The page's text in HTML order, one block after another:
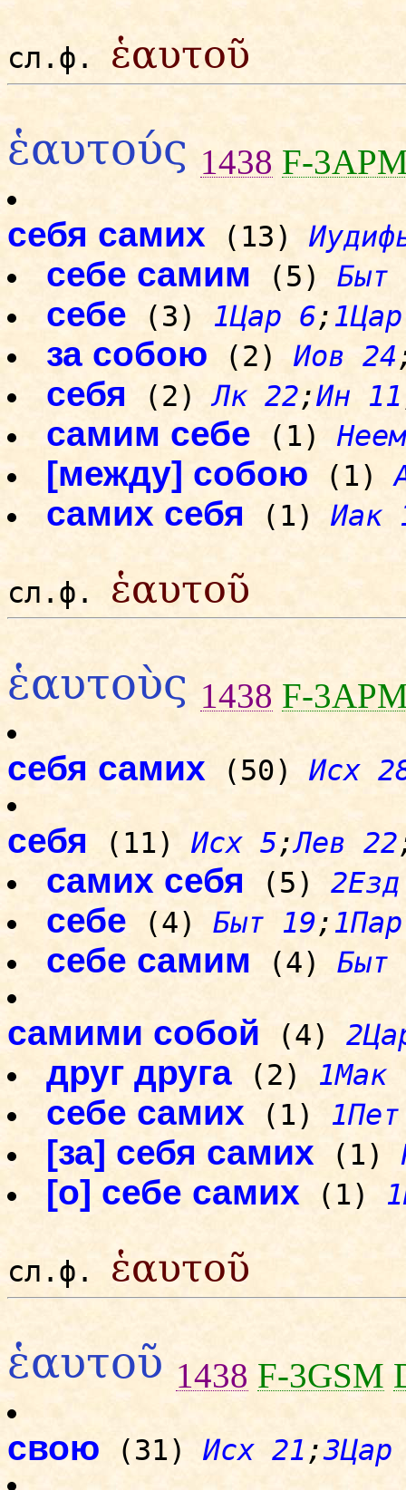
сл.ф. ἑαυτοῦ
ἑαυτούς 1438 F-
себя самих (13)
себе самим (5) Быт
себе (3) 1Цар 6;
за собою (2) Иов 24
себя (2)Лк 22;Ин 11
самим себе (1)
[между] собою (1)
самих себя (1) Иак
сл.ф. ἑαυτοῦ
ἑαυτοὺς 1438 F-
себя самих (50) Исх
себя (11) Исх 5;Лев 22
самих себя (5)
себе (4) Быт 19;
себе самим (4) Быт
самими собой (4)
друг друга(2) 1Мак
себе самих(1)
[за] себя самих(1)
[о] себе самих(1)
сл.ф. ἑαυτοῦ
ἑαυτοῦ 1438 F-3GSM
свою (31) Исх 21 ;3Цар